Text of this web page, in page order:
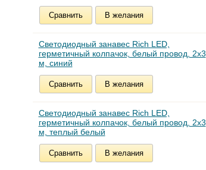
Сравнить В желания
Светодиодный занавес Rich LED,
герметичный колпачок, белый провод, 2х3
м, синий
Сравнить В желания
Светодиодный занавес Rich LED,
герметичный колпачок, белый провод, 2х3
м, теплый белый
Сравнить В желания